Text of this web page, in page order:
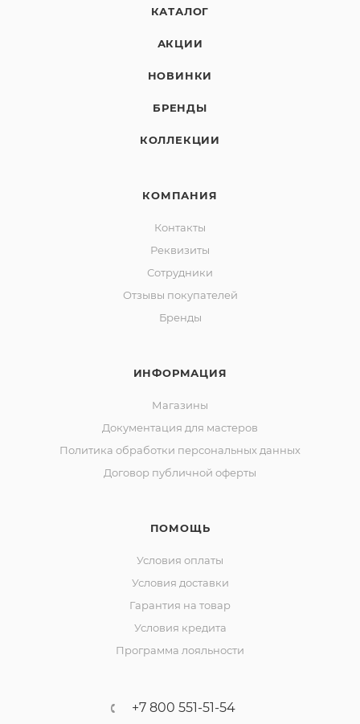
КАТАЛОГ
АКЦИИ
НОВИНКИ
БРЕНДЫ
КОЛЛЕКЦИИ
КОМПАНИЯ
Контакты
Реквизиты
Сотрудники
Отзывы покупателей
Бренды
ИНФОРМАЦИЯ
Магазины
Документация для мастеров
Политика обработки персональных данных
Договор публичной оферты
ПОМОЩЬ
Условия оплаты
Условия доставки
Гарантия на товар
Условия кредита
Программа лояльности
+7 800 551-51-54